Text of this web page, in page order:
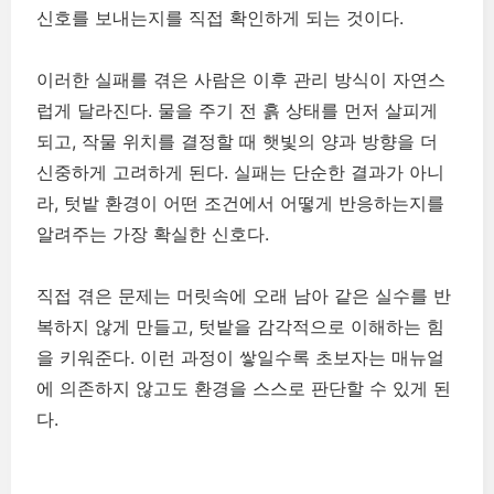
신호를 보내는지를 직접 확인하게 되는 것이다.
이러한 실패를 겪은 사람은 이후 관리 방식이 자연스
럽게 달라진다. 물을 주기 전 흙 상태를 먼저 살피게
되고, 작물 위치를 결정할 때 햇빛의 양과 방향을 더
신중하게 고려하게 된다. 실패는 단순한 결과가 아니
라, 텃밭 환경이 어떤 조건에서 어떻게 반응하는지를
알려주는 가장 확실한 신호다.
직접 겪은 문제는 머릿속에 오래 남아 같은 실수를 반
복하지 않게 만들고, 텃밭을 감각적으로 이해하는 힘
을 키워준다. 이런 과정이 쌓일수록 초보자는 매뉴얼
에 의존하지 않고도 환경을 스스로 판단할 수 있게 된
다.